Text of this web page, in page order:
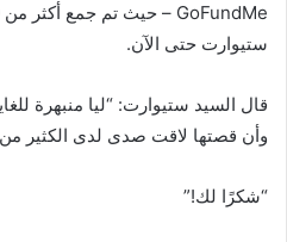
ستيوارت حتى الآن.
قال السيد ستيوارت: “ليا منبهرة
وأن قصتها لاقت صدى لدى الكثير
“شكرًا لك!”